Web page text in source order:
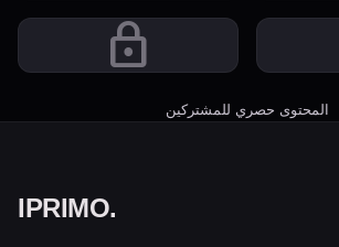
lock
المحتوى حصري للمشتركين
IPRIMO.